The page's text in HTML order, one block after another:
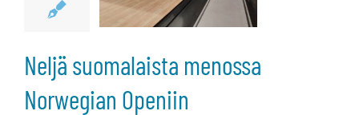
Norwegian
Openiin
Neljä suomalaista menossa
Norwegian Openiin